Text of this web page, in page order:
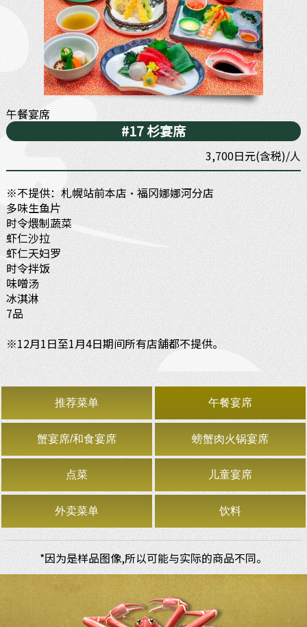
午餐宴席
#17 杉宴席
3,700日元(含税)/人
※不提供：札幌站前本店・福冈娜娜河分店
多味生鱼片
时令煨制蔬菜
虾仁沙拉
虾仁天妇罗
时令拌饭
味噌汤
冰淇淋
7品
※12月1日至1月4日期间所有店舗都不提供。
推荐菜单 午餐宴席
蟹宴席/和食宴席 螃蟹肉火锅宴席
点菜 儿童宴席
外卖菜单 饮料
*因为是样品图像,所以可能与实际的商品不同。